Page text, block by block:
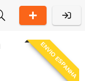
ENVIO ESPANHA